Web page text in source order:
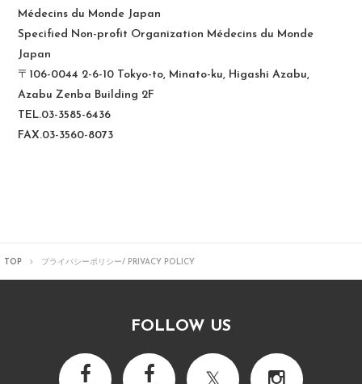
Médecins du Monde Japan
Specified Non-profit Organization Médecins du Monde
Japan
〒106-0044 2-6-10 Tokyo-to, Minato-ku, Higashi Azabu,
Azabu Zenba Building 2F
TEL.03-3585-6436
FAX.03-3560-8073
TOP プライバシーポリシー/ PRIVACY POLICY
FOLLOW US